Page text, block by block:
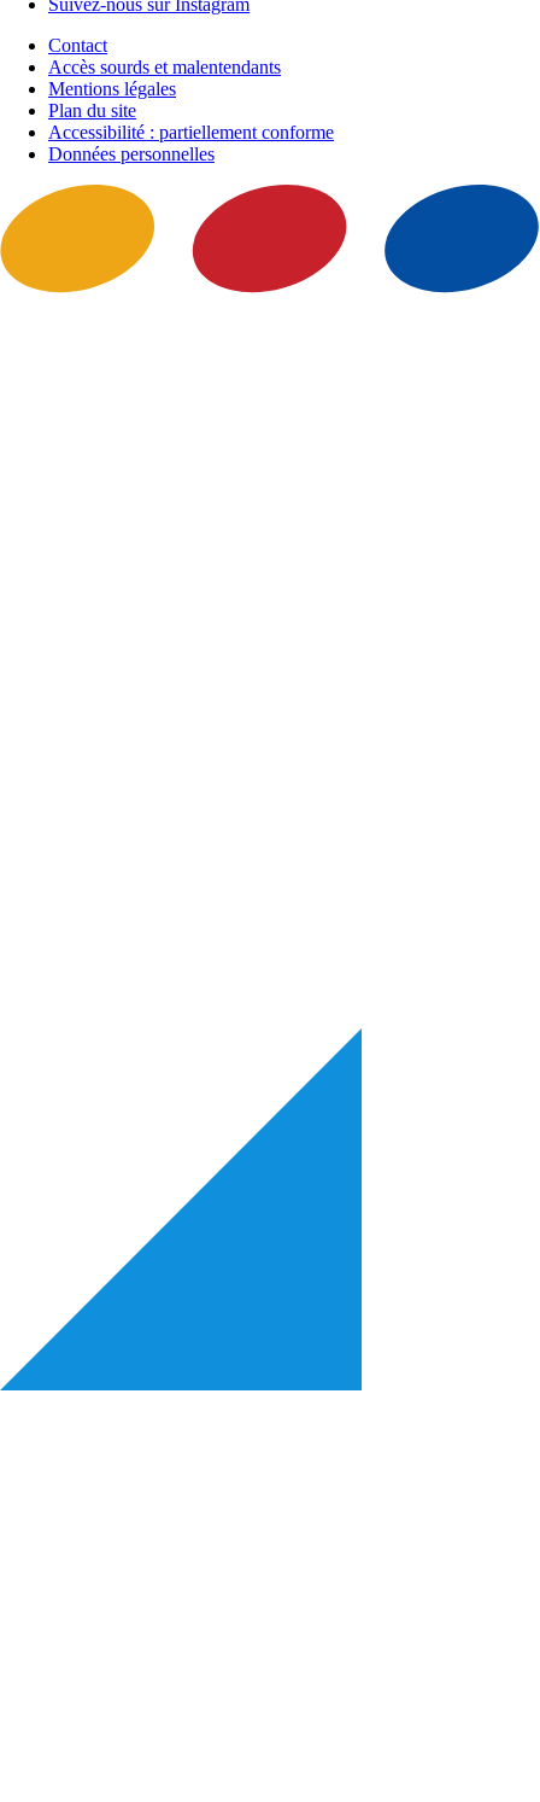
Contact
Accès sourds et malentendants
Mentions légales
Plan du site
Accessibilité : partiellement conforme
Données personnelles